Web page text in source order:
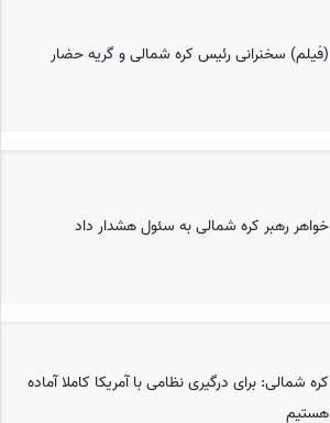
(فیلم) سخنرانی رئیس کره شمالی و گریه حضار
خواهر رهبر کره شمالی به سئول هشدار داد
کره شمالی: برای درگیری نظامی با آمریکا کاملا آماده
هستیم